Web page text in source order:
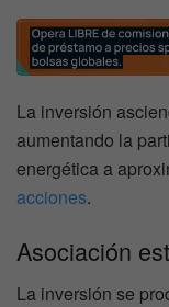
La inversión
aumentando la
energética a
acciones.
Asociación
La inversión se